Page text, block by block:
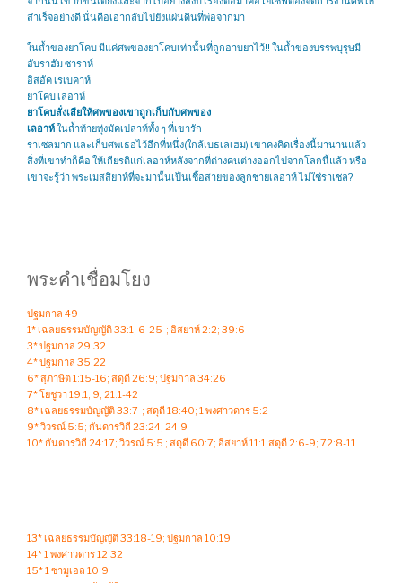
สำเร็จอย่างดี นั่นคือเอากลับไปยังแผ่นดินที่พ่อจากมา
ในถ้ำของยาโคบ มีแค่ศพของยาโคบเท่านั้นที่ถูกอาบยาไว้!!​​ ในถ้ำของบรรพบุรุษมี
อับราฮัม ซาราห์
อิสอัค เรเบคาห์
ยาโคบ เลอาห์
ยาโคบสั่งเสียให้ศพของเขาถูกเก็บกับศพของ
เลอาห์ในถ้ำท้ายทุ่งมัคเปลาห์ทั้ง ๆ ที่เขารัก
ราเซลมาก และเก็บศพเธอไว้อีกที่หนึ่ง(ใกล้เบธเลเฮม) เขาคงคิดเรื่องนี้มานานแล้ว
สิ่งที่เขาทำก็คือ ให้เกียรติแก่เลอาห์หลังจากที่ต่างคนต่างออกไปจากโลกนี้แล้ว หรือ
เขาจะรู้ว่า พระเมสสิยาห์ที่จะมานั้นเป็นเชื้อสายของลูกชายเลอาห์ ไม่ใช่ราเชล?
พระคำเชื่อมโยง
ปฐมกาล 49
1* เฉลยธรรมบัญญัติ 33:1, 6-25 ; อิสยาห์ 2:2; 39:6
3* ปฐมกาล 29:32
4* ปฐมกาล 35:22
6* สุภาษิต 1:15-16; สดุดี 26:9; ปฐมกาล 34:26
7* โยชูวา 19:1, 9; 21:1-42
8* เฉลยธรรมบัญญัติ 33:7 ; สดุดี 18:40; 1 พงศาวดาร 5:2
9* วิวรณ์ 5:5; กันดารวิถี 23:24; 24:9
10* กันดารวิถี 24:17; วิวรณ์ 5:5 ; สดุดี 60:7; อิสยาห์ 11:1;สดุดี 2:6-9; 72:8-11
13* เฉลยธรรมบัญญัติ 33:18-19; ปฐมกาล 10:19
14* 1 พงศาวดาร 12:32
15* 1 ซามูเอล 10:9